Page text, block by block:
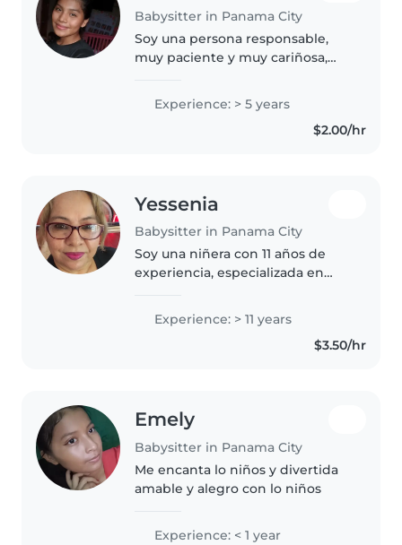
Babysitter in Panama City
Soy una persona responsable,
muy paciente y muy cariñosa,
nana, cuidando niños de
diferentes edades, y también en
Experience: > 5 years
$2.00/hr
Yessenia
Babysitter in Panama City
Soy una niñera con 11 años de
experiencia, especializada en
encanta organizar manualidades
y ayudar con tareas. Disfruto de
Experience: > 11 years
$3.50/hr
Emely
Babysitter in Panama City
Me encanta lo niños y divertida
amable y alegro con lo niños
Experience: < 1 year